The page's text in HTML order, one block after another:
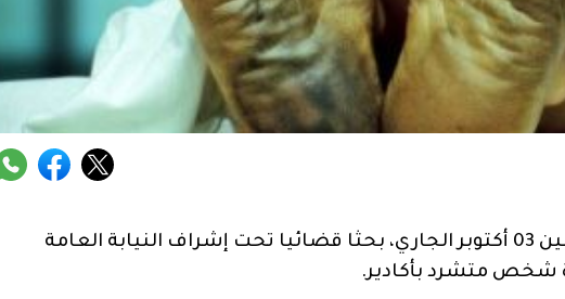
فتحت مصالح ولاية أمن أكادير، اليوم الإثنين 03 أكتوبر الجاري، بحثا قضائيا تحت إشراف النيابة العامة
شخص متشرد بأكادير.